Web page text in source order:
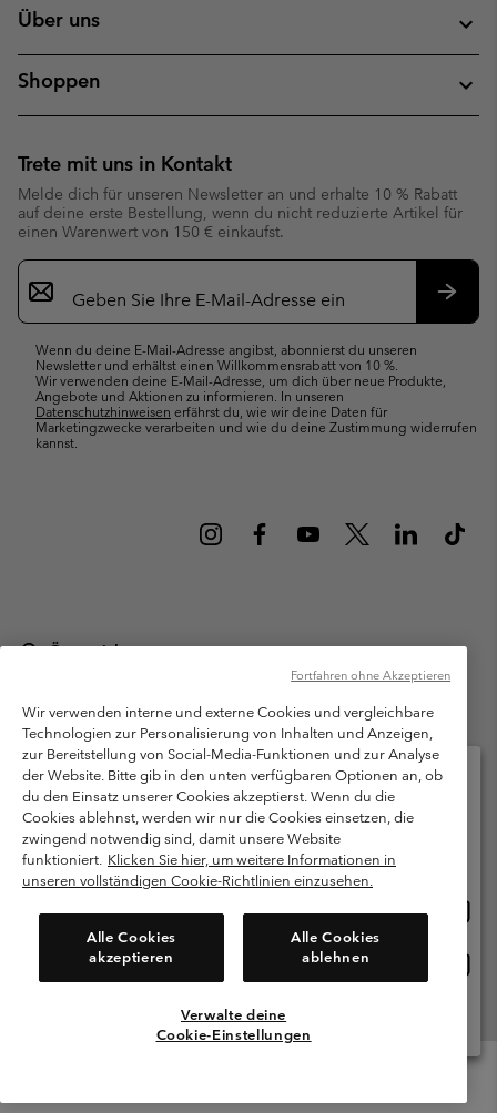
Über uns
Shoppen
Trete mit uns in Kontakt
Melde dich für unseren Newsletter an und erhalte 10 % Rabatt
auf deine erste Bestellung, wenn du nicht reduzierte Artikel für
einen Warenwert von 150 € einkaufst.
Newsletter-
Anmeldung
Wenn du deine E-Mail-Adresse angibst, abonnierst du unseren
Newsletter und erhältst einen Willkommensrabatt von 10 %.
Wir verwenden deine E-Mail-Adresse, um dich über neue Produkte,
Angebote und Aktionen zu informieren. In unseren
Datenschutzhinweisen erfährst du, wie wir deine Daten für
Marketingzwecke verarbeiten und wie du deine Zustimmung widerrufen
kannst.
Österreich
Columbia Sportswear Austria GmbH. Moosfeldstraße 1, 5101
Bergheim, Salzburg Österreich. Alle Rechte vorbehalten.
Nutzungsbedingungen
Allgemeine Verkaufsbedingungen
Garantie
Datenschutzerklärung
Bestimmungen und Bedingungen des Mitglieder Programms
Nutzungsbedingungen Für Nutzergenerierte Inhalte
Cookies
Kundenservice: Mo- Fr. 9:00 - 13:00 & 14:00- 18:00 Uhr
(+)43720880525
Wir verwenden interne und externe Cookies und vergleichbare
Technologien zur Personalisierung von Inhalten und Anzeigen,
zur Bereitstellung von Social-Media-Funktionen und zur Analyse
der Website. Bitte gib in den unten verfügbaren Optionen an, ob
du den Einsatz unserer Cookies akzeptierst. Wenn du die
Cookies ablehnst, werden wir nur die Cookies einsetzen, die
zwingend notwendig sind, damit unsere Website
funktioniert. Klicken Sie hier, um weitere Informationen in
unseren vollständigen Cookie-Richtlinien einzusehen.
Alle Cookies
akzeptieren
Alle Cookies
ablehnen
Verwalte deine
Cookie-Einstellungen
Fortfahren ohne Akzeptieren
Bitte wählen Sie Ihr Lieferland und Ihre Sprache
Online-Einkauf verfügbar
Österreich
Alle Länder Anzeigen